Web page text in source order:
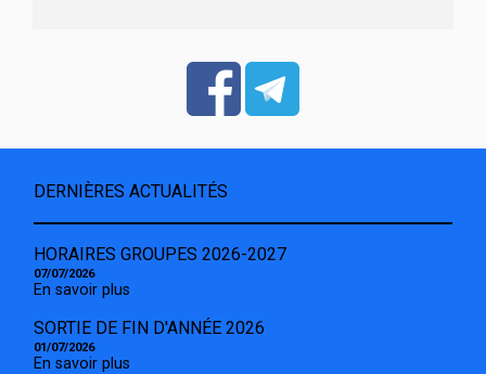
DERNIÈRES ACTUALITÉS
HORAIRES GROUPES 2026-2027
07/07/2026
En savoir plus
SORTIE DE FIN D'ANNÉE 2026
01/07/2026
En savoir plus